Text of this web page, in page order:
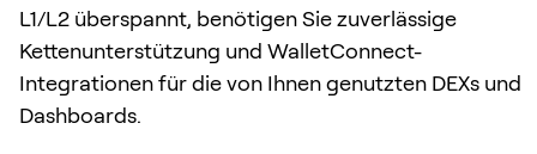
L1/L2 überspannt, benötigen Sie zuverlässige
Kettenunterstützung und WalletConnect-
Integrationen für die von Ihnen genutzten DEXs und
Dashboards.